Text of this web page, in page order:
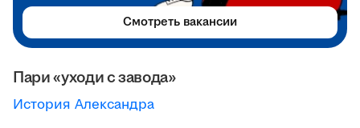
Пари «уходи с завода»
История Александра
Смотреть вакансии